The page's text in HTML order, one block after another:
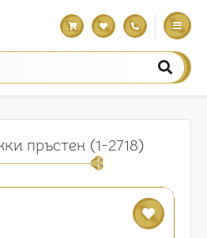
пръстен (1-2718)